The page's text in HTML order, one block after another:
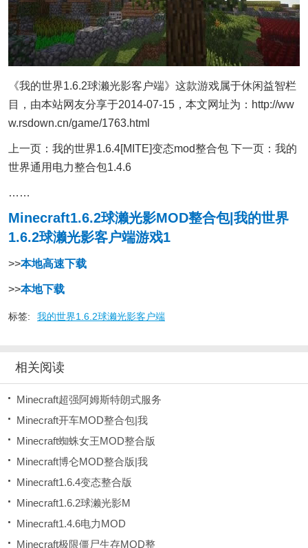
《我的世界1.6.2球濑光影客户端》这款游戏属于休闲益智栏
目，由本站网友分享于2014-07-15，本文网址为：http://ww
w.rsdown.cn/game/1763.html
上一页：我的世界1.6.4[MITE]变态mod整合包 下一页：我的
世界通用电力整合包1.4.6
……
Minecraft1.6.2球濑光影MOD整合包|我的世界
1.6.2球濑光影客户端游戏1
>>本地高速下载
>>本地下载
标签: 我的世界1.6.2球濑光影客户端
相关阅读
Minecraft超强阿姆斯特朗式服务
Minecraft开车MOD整合包|我
Minecraft蜘蛛女王MOD整合版
Minecraft博仑MOD整合版|我
Minecraft1.6.4变态整合版
Minecraft1.6.2球濑光影M
Minecraft1.4.6电力MOD
Minecraft极限僵尸生存MOD整